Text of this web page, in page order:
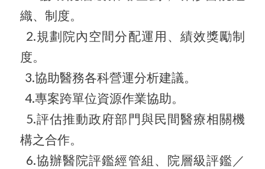
織、制度。
2.規劃院內空間分配運用、績效獎勵制
度。
3.協助醫務各科營運分析建議。
4.專案跨單位資源作業協助。
5.評估推動政府部門與民間醫療相關機
構之合作。
6.協辦醫院評鑑經管組、院層級評鑑／